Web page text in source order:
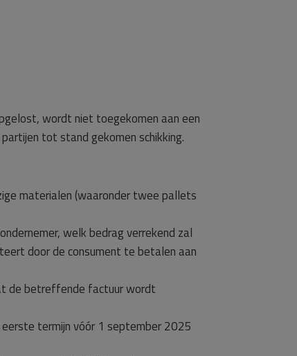
wordt niet toegekomen aan een
tot stand gekomen schikking.
materialen (waaronder twee pallets
welk bedrag verrekend zal
door de consument te betalen aan
de betreffende factuur wordt
termijn vóór 1 september 2025